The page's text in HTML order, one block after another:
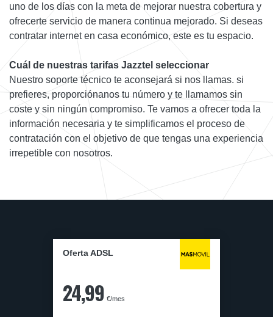
uno de los días con la meta de mejorar nuestra cobertura y
ofrecerte servicio de manera continua mejorado. Si deseas
contratar internet en casa económico, este es tu espacio.
Cuál de nuestras tarifas Jazztel seleccionar
Nuestro soporte técnico te aconsejará si nos llamas. si
prefieres, proporciónanos tu número y te llamamos sin
coste y sin ningún compromiso. Te vamos a ofrecer toda la
información necesaria y te simplificamos el proceso de
contratación con el objetivo de que tengas una experiencia
irrepetible con nosotros.
Oferta ADSL
24,99 €/mes